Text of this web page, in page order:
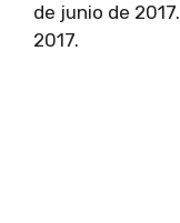
de junio de
2017.